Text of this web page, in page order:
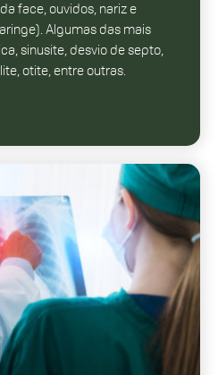
face, ouvidos, nariz e
Algumas das mais
sinusite, desvio de septo,
otite, entre outras.